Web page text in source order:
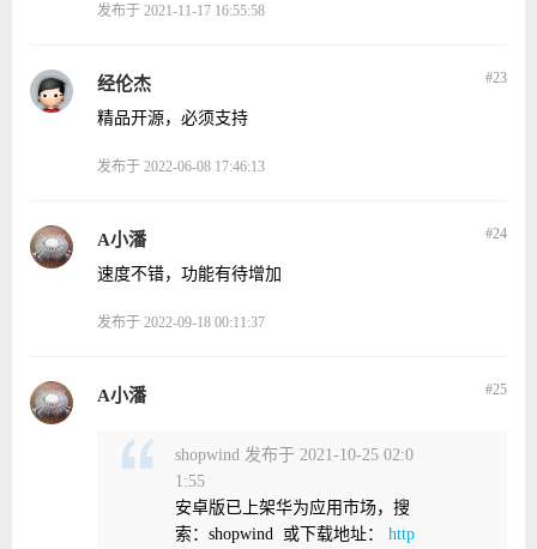
发布于 2021-11-17 16:55:58
#23
经伦杰
精品开源，必须支持
发布于 2022-06-08 17:46:13
#24
A小潘
速度不错，功能有待增加
发布于 2022-09-18 00:11:37
#25
A小潘
shopwind 发布于 2021-10-25 02:0
1:55
安卓版已上架华为应用市场，搜
索：shopwind 或下载地址： http